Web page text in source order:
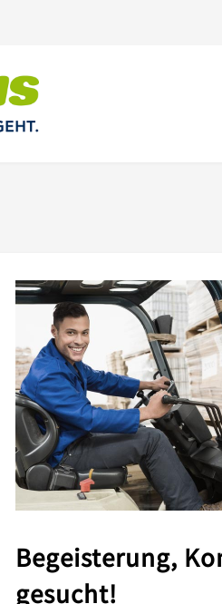
Begeisterung,
gesucht!